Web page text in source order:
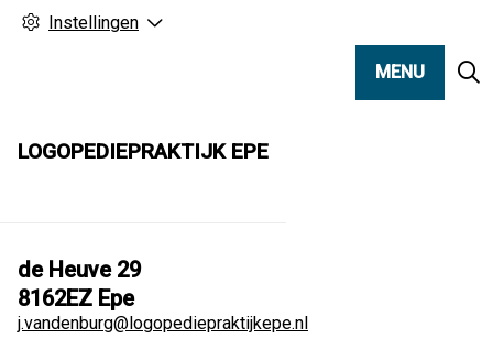
Instellingen
de Heuve 29
8162EZ Epe
j.vandenburg@logopediepraktijkepe.nl
LOGOPEDIEPRAKTIJK EPE
MENU